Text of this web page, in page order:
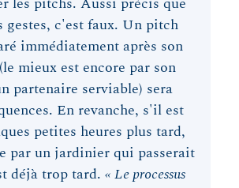
les pitchs. Aussi précis que
gestes, c'est faux. Un pitch
immédiatement après son
mieux est encore par son
partenaire serviable) sera
En revanche, s'il est
petites heures plus tard,
par un jardinier qui passerait
déjà trop tard. « Le processus